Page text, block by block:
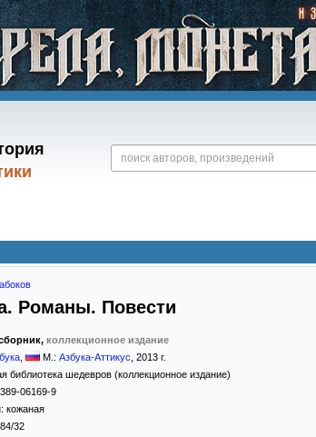
Романы. Повести
коллекционное издание
М.: Азбука-Аттикус 2013 г.
библиотека шедевров (коллекционное издание)
06169-9
кожаная
32